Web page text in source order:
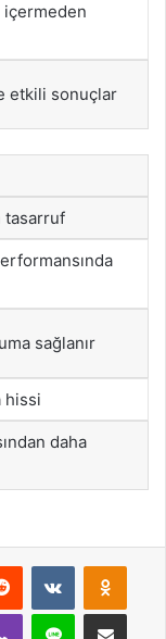
içermeden
etkili sonuçlar
tasarruf
sağlanır
hissi
daha
Reddit VKontakte
Viber Line E-Posta ile